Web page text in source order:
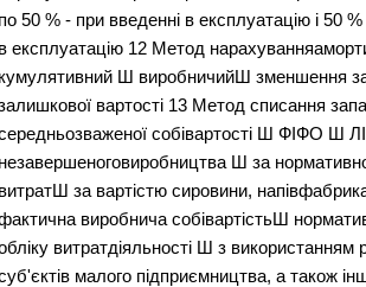
по 50 % - при введенні в експлуатацію і 50
в експлуатацію 12 Метод
кумулятивний Ш виробничийШ зменшення
вартості 13 Метод списання
собівартості Ш ФІФО Ш
незавершеноговиробництва Ш за
витратШ за вартістю сировини,
виробнича собівартістьШ
витратдіяльності Ш з
малого підприємництва, а також